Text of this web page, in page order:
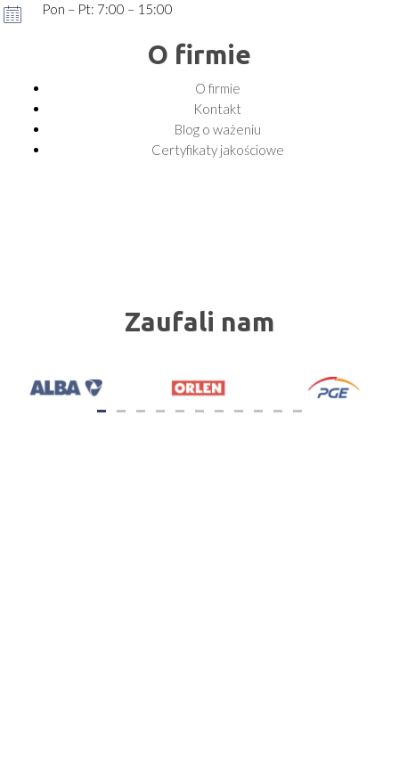
Pon – Pt: 7:00 – 15:00
O firmie
O firmie
Kontakt
Blog o ważeniu
Certyfikaty jakościowe
Zaufali nam